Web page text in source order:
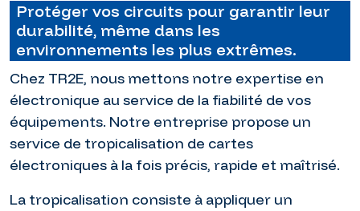
Protéger vos circuits pour garantir leur
durabilité, même dans les
environnements les plus extrêmes.
Chez TR2E, nous mettons notre expertise en
électronique au service de la fiabilité de vos
équipements. Notre entreprise propose un
service de tropicalisation de cartes
électroniques à la fois précis, rapide et maîtrisé.
La tropicalisation consiste à appliquer un